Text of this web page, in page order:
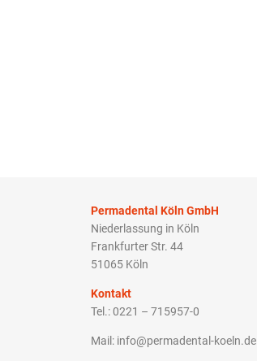
Permadental Köln GmbH
Niederlassung in Köln
Frankfurter Str. 44
51065 Köln
Kontakt
Tel.: 0221 – 715957-0
Mail: info@permadental-koeln.de